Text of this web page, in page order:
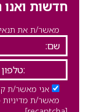
חדשות ואנו
מאשר/ת את תנאי
אני מאשר/ת
מאשר/ת מדיניות